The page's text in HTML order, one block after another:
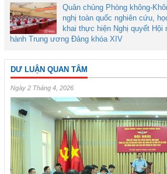
Quân chủng Phòng không-
nghị toàn quốc nghiên cứu,
khai thực hiện Nghị quyết Hội
hành Trung ương Đảng khóa XIV
DƯ LUẬN QUAN TÂM
Ngày 2 Tháng 4, 2026